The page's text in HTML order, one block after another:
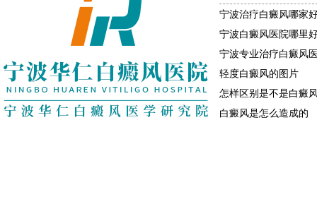
宁波治疗白癜风哪家
宁波白癜风医院哪里
宁波专业治疗白癜风
轻度白癜风的图片
怎样区别是不是白癜
白癜风是怎么造成的